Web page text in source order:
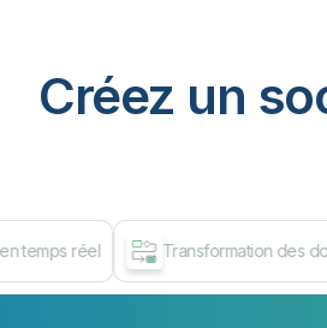
Créez un
temps réel Transformation des